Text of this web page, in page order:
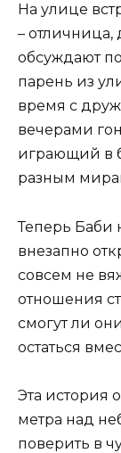
На улице
– отличница,
обсуждают
парень из
время с
вечерами
играющий в
разным
Теперь Баби
внезапно
совсем не
отношения
смогут ли
остаться
Эта история
метра над
поверить в